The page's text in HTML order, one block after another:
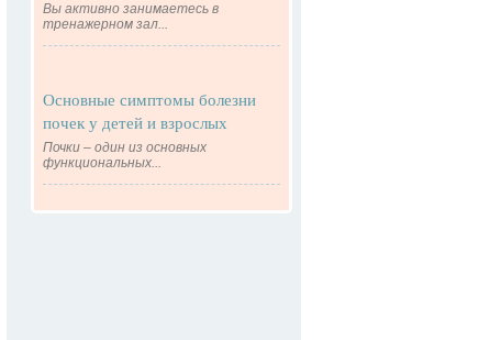
Вы активно занимаетесь в
тренажерном зал...
Основные симптомы болезни
почек у детей и взрослых
Почки – один из основных
функциональных...